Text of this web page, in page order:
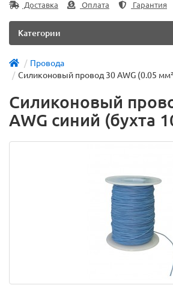
Доставка Оплата Гарантия
Категории
Провода
Силиконовый провод 30 AWG (0.05
Силиконовый
AWG синий (бухта